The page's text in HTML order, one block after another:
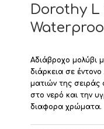
Dorothy
Αδιάβροχο μολύβι
διάρκεια σε
ματιών της σειράς
στο νερό και την
διαφορα χρώματα.